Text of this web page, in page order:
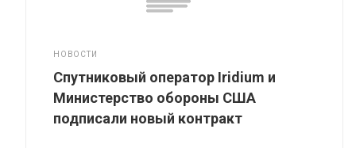
НОВОСТИ
Спутниковый оператор Iridium и
Министерство обороны США
подписали новый контракт